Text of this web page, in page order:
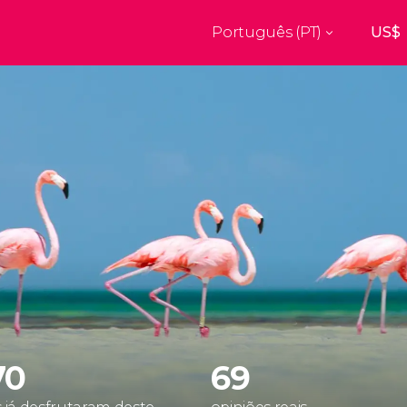
Top destinos
Espanha
Amesterdão
Holanda
Milão
Itália
Praga
República Checa
Porto
Portugal
Ver todos os destinos
Português (PT)
69